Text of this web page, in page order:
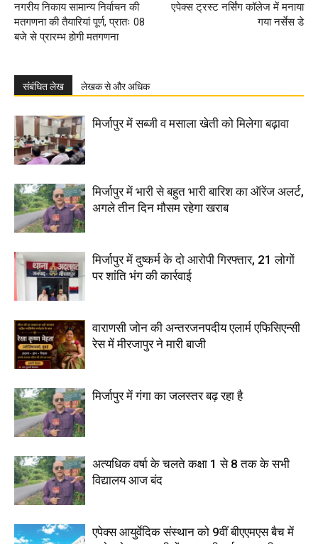
नगरीय निकाय सामान्य निर्वाचन की
मतगणना की तैयारियां पूर्ण, प्रातः 08
बजे से प्रारम्भ होगी मतगणना
एपेक्स ट्रस्ट नर्सिंग कॉलेज में मनाया
गया नर्सेस डे
संबंधित लेख लेखक से और अधिक
मिर्जापुर में सब्जी व मसाला खेती को मिलेगा बढ़ावा
मिर्जापुर में भारी से बहुत भारी बारिश का ऑरेंज अलर्ट,
अगले तीन दिन मौसम रहेगा खराब
मिर्जापुर में दुष्कर्म के दो आरोपी गिरफ्तार, 21 लोगों
पर शांति भंग की कार्रवाई
वाराणसी जोन की अन्तरजनपदीय एलार्म एफिसिएन्सी
रेस में मीरजापुर ने मारी बाजी
मिर्जापुर में गंगा का जलस्तर बढ़ रहा है
अत्यधिक वर्षा के चलते कक्षा 1 से 8 तक के सभी
विद्यालय आज बंद
एपेक्स आयुर्वेदिक संस्थान को 9वीं बीएएमएस बैच में